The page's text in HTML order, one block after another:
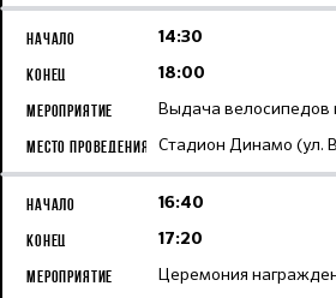
14:30
18:00
Выдача велосипедов
Стадион Динамо (ул.
16:40
17:20
Церемония